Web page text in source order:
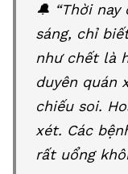
🔔 “Thời
sáng, chỉ
như chết là
duyên quán
chiếu soi.
xét. Các
rất uổng